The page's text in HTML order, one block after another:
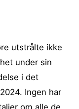
utstrålte ikke
under sin
i det
Ingen har
om alle de